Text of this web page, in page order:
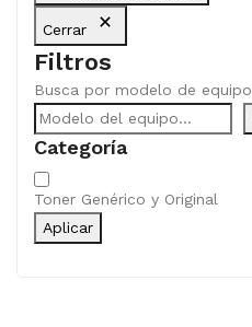
Cerrar
Filtros
Busca por modelo de equipo
Categoría
Categoría
Toner Genérico y Original
Aplicar